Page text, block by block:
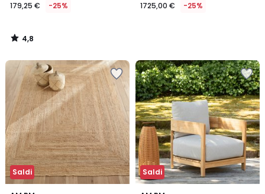
179,25 € -25%
4,8
/
1725,00 € -25%
Saldi Saldi